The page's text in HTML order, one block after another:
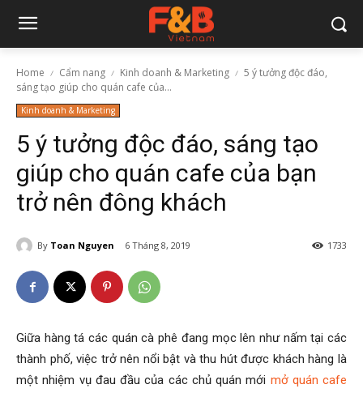
Home Cẩm nang Kinh doanh & Marketing
5 ý tưởng độc đáo,
sáng tạo giúp cho quán cafe của...
Kinh doanh & Marketing
5 ý tưởng độc đáo, sáng tạo
giúp cho quán cafe của bạn
trở nên đông khách
By Toan Nguyen 6 Tháng 8, 2019 1733
Giữa hàng tá các quán cà phê đang mọc lên như nấm tại các
thành phố, việc trở nên nổi bật và thu hút được khách hàng là
một nhiệm vụ đau đầu của các chủ quán mới mở quán cafe